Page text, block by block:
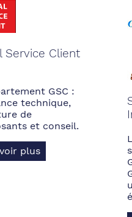
Service Client
GSC :
technique,
de
et conseil.
plus